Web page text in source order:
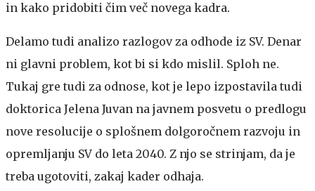
in kako pridobiti čim več novega kadra.
Delamo tudi analizo razlogov za odhode iz SV. Denar
ni glavni problem, kot bi si kdo mislil. Sploh ne.
Tukaj gre tudi za odnose, kot je lepo izpostavila tudi
doktorica Jelena Juvan na javnem posvetu o predlogu
nove resolucije o splošnem dolgoročnem razvoju in
opremljanju SV do leta 2040. Z njo se strinjam, da je
treba ugotoviti, zakaj kader odhaja.